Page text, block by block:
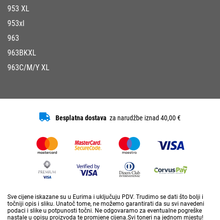
953 XL
953xl
963
963BKXL
963C/M/Y XL
Besplatna dostava za narudžbe iznad 40,00 €
Sve cijene iskazane su u Eurima i uključuju PDV. Trudimo se dati što bolji i
točniji opis i sliku. Unatoč tome, ne možemo garantirati da su svi navedeni
podaci i slike u potpunosti točni. Ne odgovaramo za eventualne pogreške
nastale u opisu proizvoda te promjene cijena.Svi toneri na jednom mjestu!